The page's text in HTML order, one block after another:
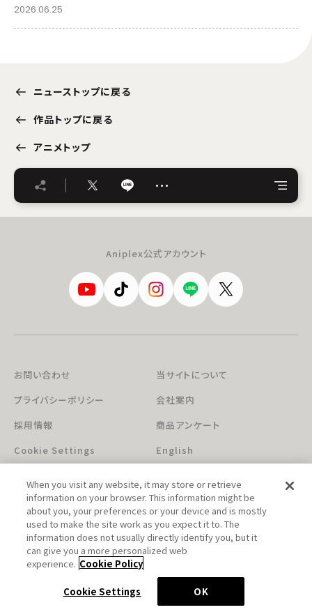
2026.06.25
ニューストップに戻る
作品トップに戻る
アニメトップ
…
Aniplex公式アカウント
お問い合わせ
当サイトについて
プライバシーポリシー
会社案内
採用情報
商品アンケート
Cookie Settings
English
このホームページに掲載されている著作物の無断利用を禁じます。
© Aniplex Inc. All rights reserved.
When you visit any website, it may store or retrieve
information on your browser. This information might be
about you, your preferences or your device and is mostly
used to make the site work as you expect it to. The
information does not usually directly identify you, but it
can give you a more personalized web
experience. Cookie Policy
Cookie Settings OK